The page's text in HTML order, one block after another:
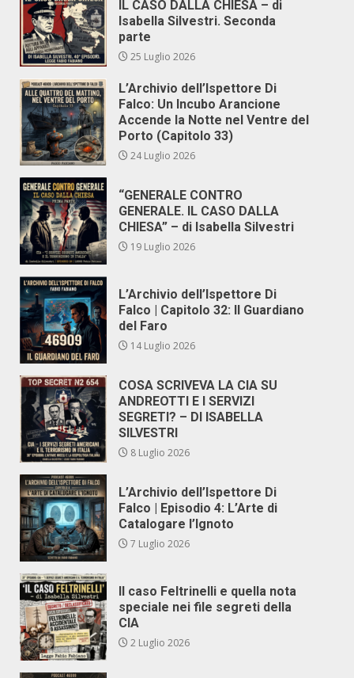
IL CASO DALLA CHIESA – di
Isabella Silvestri. Seconda
parte
25 Luglio 2026
L’Archivio dell’Ispettore Di
Falco: Un Incubo Arancione
Accende la Notte nel Ventre del
Porto (Capitolo 33)
24 Luglio 2026
“GENERALE CONTRO
GENERALE. IL CASO DALLA
CHIESA” – di Isabella Silvestri
19 Luglio 2026
L’Archivio dell’Ispettore Di
Falco | Capitolo 32: Il Guardiano
del Faro
14 Luglio 2026
COSA SCRIVEVA LA CIA SU
ANDREOTTI E I SERVIZI
SEGRETI? – DI ISABELLA
SILVESTRI
8 Luglio 2026
L’Archivio dell’Ispettore Di
Falco | Episodio 4: L’Arte di
Catalogare l’Ignoto
7 Luglio 2026
Il caso Feltrinelli e quella nota
speciale nei file segreti della
CIA
2 Luglio 2026